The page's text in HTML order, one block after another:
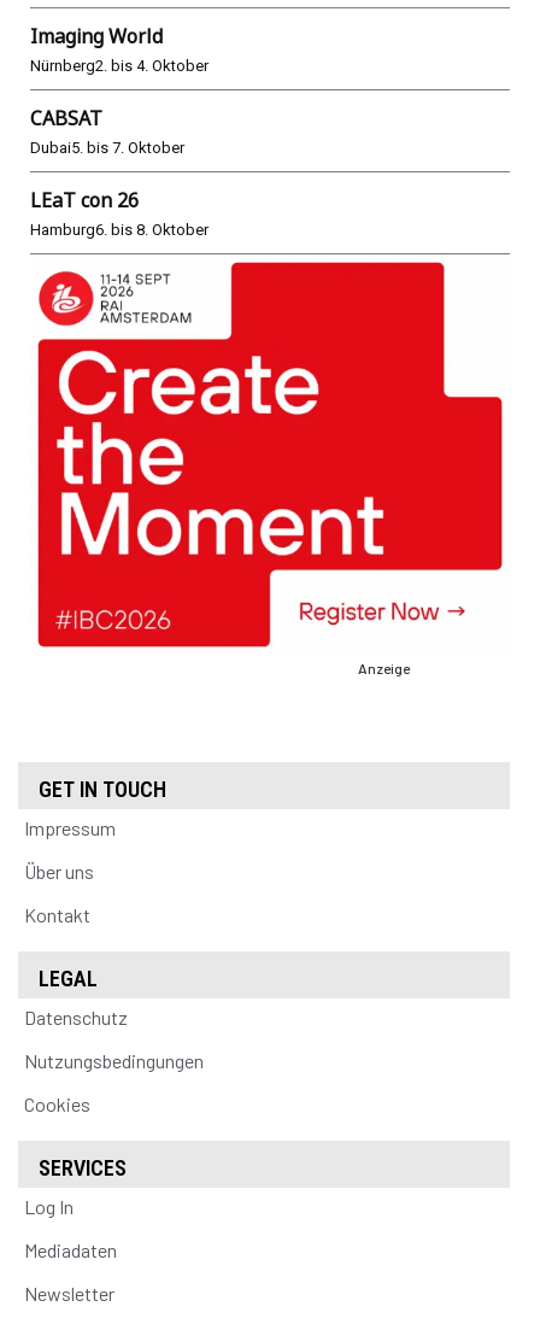
Imaging World
Nürnberg2. bis 4. Oktober
CABSAT
Dubai5. bis 7. Oktober
LEaT con 26
Hamburg6. bis 8. Oktober
Anzeige
GET IN TOUCH
Impressum
Über uns
Kontakt
LEGAL
Datenschutz
Nutzungsbedingungen
Cookies
SERVICES
Log In
Mediadaten
Newsletter